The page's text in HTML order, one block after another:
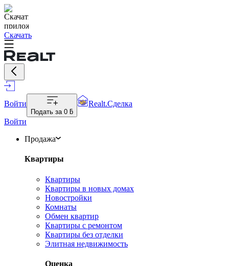
Скачать
Войти
Подать за 0 ƃ
Realt.Сделка
Войти
Продажа
Квартиры
Квартиры
Квартиры в новых домах
Новостройки
Комнаты
Обмен квартир
Квартиры с ремонтом
Квартиры без отделки
Элитная недвижимость
Оценка